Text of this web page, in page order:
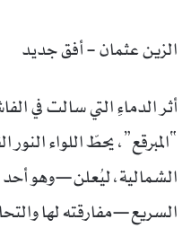
الزين عثمان – أفق جديد
أثر الدماءِ التي سالت في
“المبرقع”، يحطّ اللواء النور
الشمالية، ليُعلن—وهو
السريع—مفارقته لها